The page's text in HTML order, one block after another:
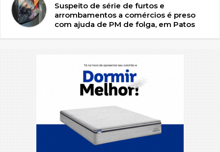
Suspeito de série de furtos e
arrombamentos a comércios é preso
com ajuda de PM de folga, em Patos